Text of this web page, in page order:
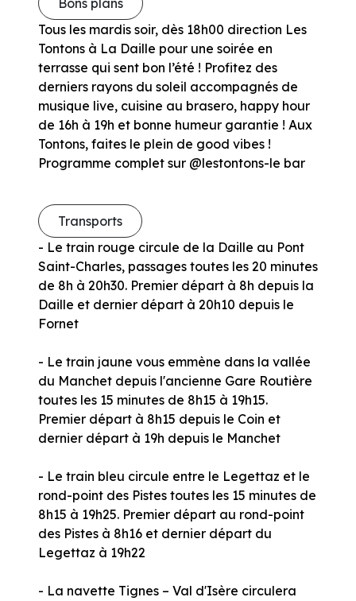
Bons plans
Tous les mardis soir, dès 18h00 direction Les
Tontons à La Daille pour une soirée en
terrasse qui sent bon l’été ! Profitez des
derniers rayons du soleil accompagnés de
musique live, cuisine au brasero, happy hour
de 16h à 19h et bonne humeur garantie ! Aux
Tontons, faites le plein de good vibes !
Programme complet sur @lestontons-le bar
Transports
- Le train rouge circule de la Daille au Pont
Saint-Charles, passages toutes les 20 minutes
de 8h à 20h30. Premier départ à 8h depuis la
Daille et dernier départ à 20h10 depuis le
Fornet
- Le train jaune vous emmène dans la vallée
du Manchet depuis l'ancienne Gare Routière
toutes les 15 minutes de 8h15 à 19h15.
Premier départ à 8h15 depuis le Coin et
dernier départ à 19h depuis le Manchet
- Le train bleu circule entre le Legettaz et le
rond-point des Pistes toutes les 15 minutes de
8h15 à 19h25. Premier départ au rond-point
des Pistes à 8h16 et dernier départ du
Legettaz à 19h22
- La navette Tignes – Val d'Isère circulera